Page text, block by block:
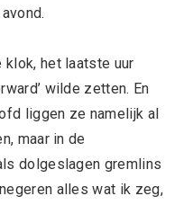
klok, het laatste uur
wilde zetten. En
liggen ze namelijk al
maar in de
dolgeslagen gremlins
alles wat ik zeg,